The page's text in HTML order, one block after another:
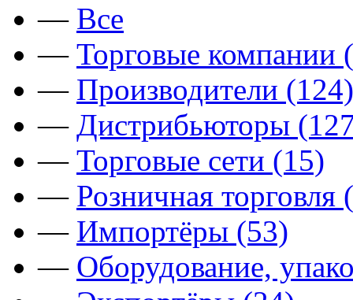
— Все
— Торговые компании
— Производители (124)
— Дистрибьюторы
— Торговые сети (15)
— Розничная торговля
— Импортёры (53)
— Оборудование,